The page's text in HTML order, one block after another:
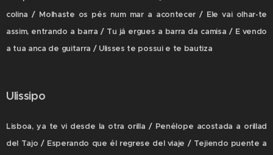
colina / Molhaste os pés num mar a acontecer / Ele vai olhar-te
assim, entrando a barra / Tu já ergues a barra da camisa / E vendo
a tua anca de guitarra / Ulisses te possui e te bautiza
Ulissipo
Lisboa, ya te vi desde la otra orilla / Penélope acostada a orillad
del Tajo / Esperando que él regrese del viaje / Tejiendo puente a